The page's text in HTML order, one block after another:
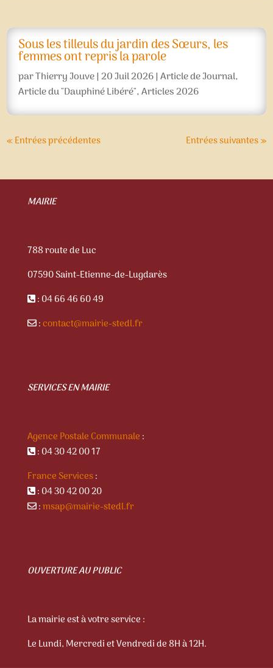
Sous les tilleuls du jardin des Sœurs, les
femmes ont repris la parole
parThierry Jouve|20 Juil 2026|Article de Journal,
Article du "Dauphiné Libéré",Articles 2026
« Entrées précédentes Entrées suivantes »
MAIRIE
788 route de Luc
07590 Saint-Etienne-de-Lugdarès
: 04 66 46 60 49
:contact@mairie-stedl.fr
SERVICES EN MAIRIE
Agence Postale Communale :
: 04 30 42 00 17
France Services:
: 04 30 42 00 20
:msap@mairie-stedl.fr
OUVERTURE AU PUBLIC
La mairie est à votre service :
Le Lundi, Mercredi et Vendredi de 8H à 12H.